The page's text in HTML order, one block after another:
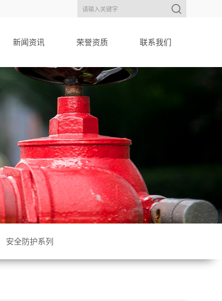
新闻资讯 荣誉资质 联系我们
安全防护系列